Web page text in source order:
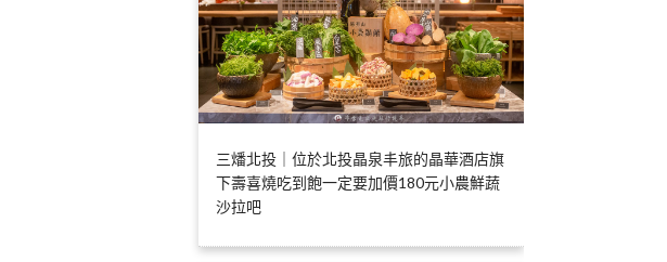
三燔北投｜位於北投晶泉丰旅的晶華酒店旗
下壽喜燒吃到飽一定要加價180元小農鮮蔬
沙拉吧